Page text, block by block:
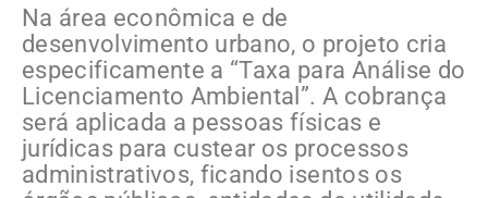
Na área econômica e de
desenvolvimento urbano, o projeto cria
especificamente a “Taxa para Análise do
Licenciamento Ambiental”. A cobrança
será aplicada a pessoas físicas e
jurídicas para custear os processos
administrativos, ficando isentos os